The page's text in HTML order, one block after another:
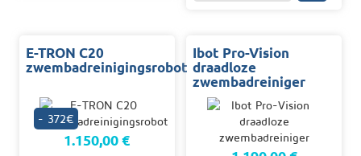
E-TRON C20
zwembadreinigingsrobot
- 372€
1.150,00 €
Ibot Pro-Vision
draadloze
zwembadreiniger